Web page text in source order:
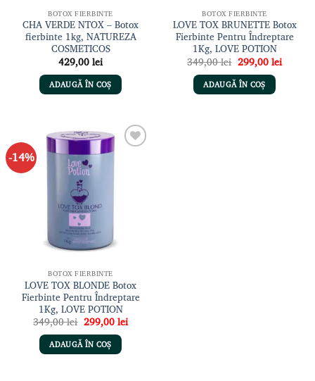
BOTOX FIERBINTE
CHA VERDE NTOX – Botox
fierbinte 1kg, NATUREZA
COSMETICOS
429,00lei
ADAUGĂ ÎN COȘ
BOTOX FIERBINTE
LOVE TOX BRUNETTE Botox
Fierbinte Pentru Îndreptare
1Kg, LOVE POTION
349,00lei Prețul
inițial
a
fost:
349,00 lei.
299,00leiPrețul
curent
ADAUGĂ ÎN COȘ
-14%
BOTOX FIERBINTE
LOVE TOX BLONDE Botox
Fierbinte Pentru Îndreptare
1Kg, LOVE POTION
349,00lei Prețul
inițial
a
fost:
349,00 lei.
299,00leiPrețul
curent
ADAUGĂ ÎN COȘ